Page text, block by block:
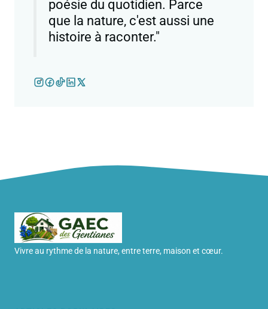
poésie du quotidien. Parce
que la nature, c'est aussi une
histoire à raconter."
Vivre au rythme de la nature, entre terre, maison et cœur.